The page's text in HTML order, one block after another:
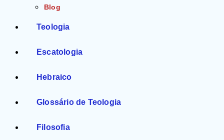
Blog
Teologia
Escatologia
Hebraico
Glossário de Teologia
Filosofia